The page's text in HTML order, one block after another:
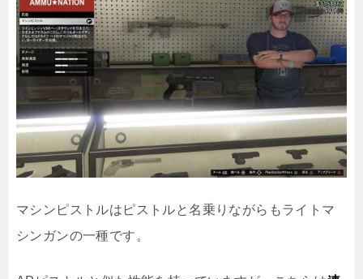
マシンピストルはピストルと名乗りながらもライトマ
シンガンの一種です。